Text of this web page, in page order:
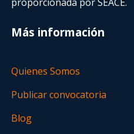
Más información
Quienes Somos
Publicar convocatoria
Blog